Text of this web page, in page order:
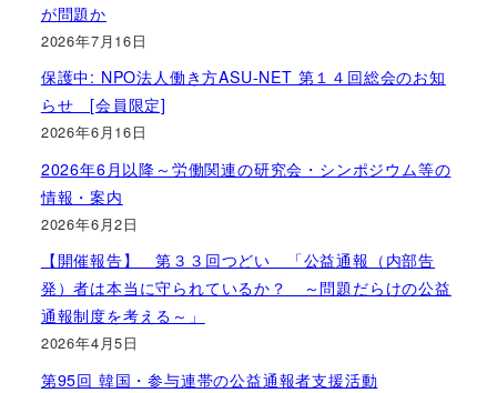
が問題か
2026年7月16日
保護中: NPO法人働き方ASU-NET 第１４回総会のお知
らせ [会員限定]
2026年6月16日
2026年6月以降～労働関連の研究会・シンポジウム等の
情報・案内
2026年6月2日
【開催報告】 第３３回つどい 「公益通報（内部告
発）者は本当に守られているか？ ～問題だらけの公益
通報制度を考える～」
2026年4月5日
第95回 韓国・参与連帯の公益通報者支援活動